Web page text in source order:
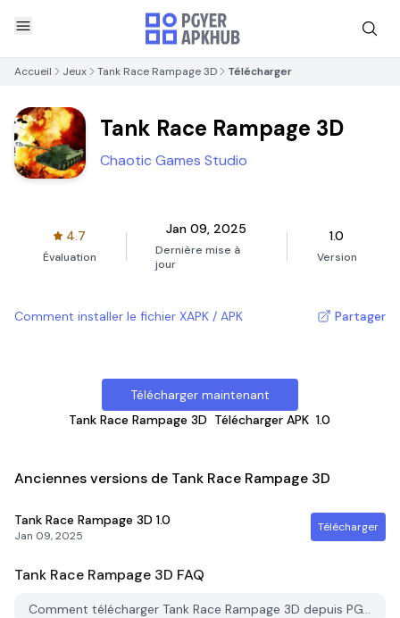
Accueil Jeux Tank Race Rampage 3D Télécharger
Tank Race Rampage 3D
Chaotic Games Studio
4.7
Évaluation
Jan 09, 2025
Dernière mise à
jour
1.0
Version
Comment installer le fichier XAPK / APK Partager
Télécharger maintenant
Tank Race Rampage 3D Télécharger APK 1.0
Anciennes versions de Tank Race Rampage 3D
Tank Race Rampage 3D 1.0
Jan 09, 2025
Télécharger
Tank Race Rampage 3D FAQ
Comment télécharger Tank Race Rampage 3D depuis PGYER APK HUB?